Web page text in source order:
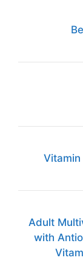
Vitamin
Adult
with